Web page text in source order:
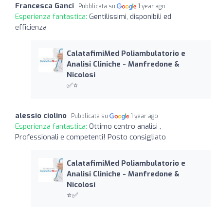
Francesca Ganci Pubblicata su 1 year ago
Esperienza fantastica: Gentilissimi, disponibili ed
efficienza
CalatafimiMed Poliambulatorio e
Analisi Cliniche - Manfredone &
Nicolosi
✅⭐️
alessio ciolino Pubblicata su 1 year ago
Esperienza fantastica: Ottimo centro analisi ,
Professionali e competenti! Posto consigliato
CalatafimiMed Poliambulatorio e
Analisi Cliniche - Manfredone &
Nicolosi
⭐️✅